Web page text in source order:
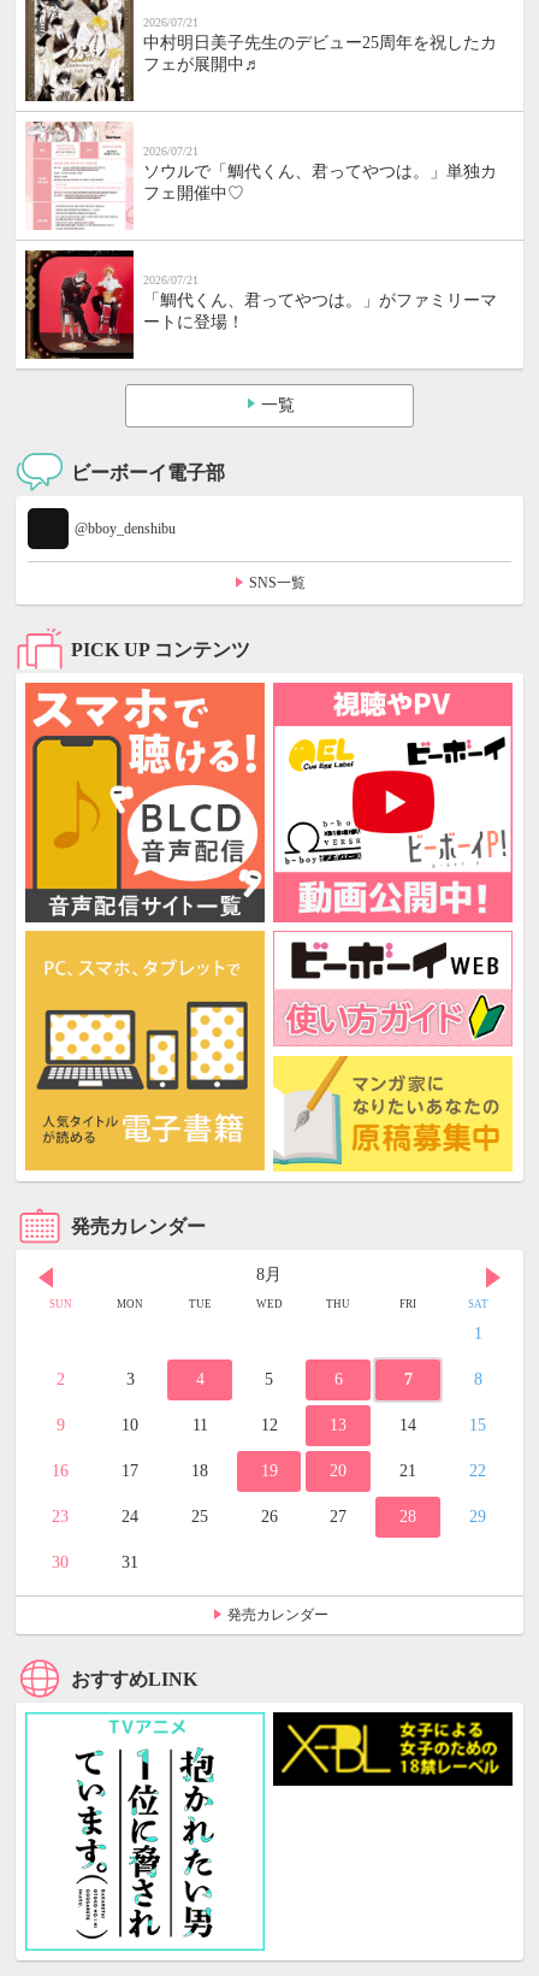
2026/07/21
中村明日美子先生のデビュー25周年を祝したカ
フェが展開中♬
2026/07/21
ソウルで「鯛代くん、君ってやつは。」単独カ
フェ開催中♡
2026/07/21
「鯛代くん、君ってやつは。」がファミリーマ
ートに登場！
一覧
ビーボーイ電子部
@bboy_denshibu
SNS一覧
PICK UP コンテンツ
発売カレンダー
8月
SUN MON TUE WED THU FRI SAT
1
2 3 4 5 6 7 8
9 10 11 12 13 14 15
16 17 18 19 20 21 22
23 24 25 26 27 28 29
30 31
発売カレンダー
おすすめLINK